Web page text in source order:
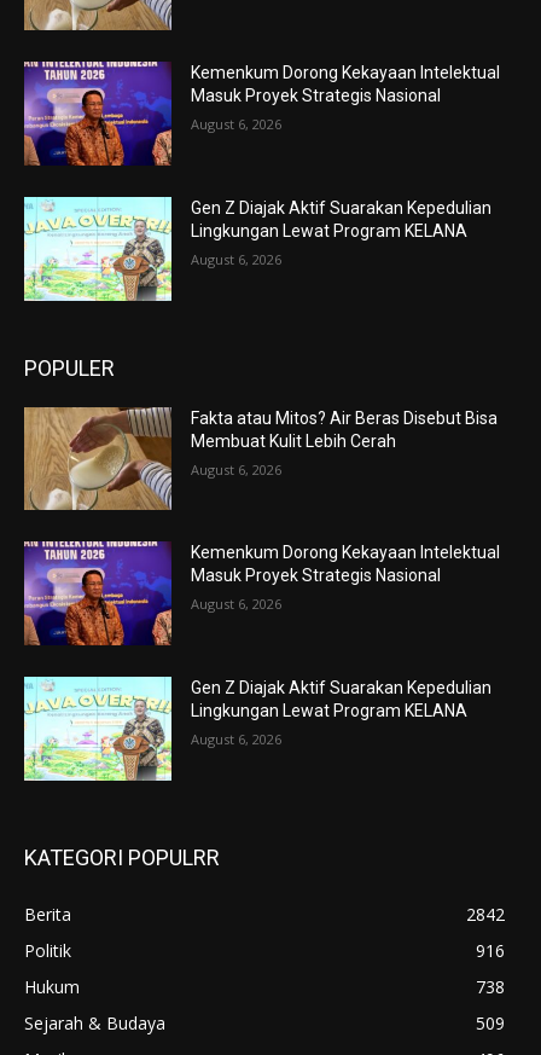
Kemenkum Dorong Kekayaan Intelektual
Masuk Proyek Strategis Nasional
August 6, 2026
Gen Z Diajak Aktif Suarakan Kepedulian
Lingkungan Lewat Program KELANA
August 6, 2026
POPULER
Fakta atau Mitos? Air Beras Disebut Bisa
Membuat Kulit Lebih Cerah
August 6, 2026
Kemenkum Dorong Kekayaan Intelektual
Masuk Proyek Strategis Nasional
August 6, 2026
Gen Z Diajak Aktif Suarakan Kepedulian
Lingkungan Lewat Program KELANA
August 6, 2026
KATEGORI POPULRR
Berita
2842
Politik
916
Hukum
738
Sejarah & Budaya
509